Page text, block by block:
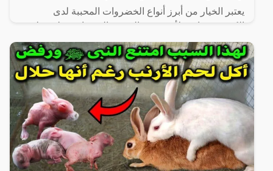
يعتبر الخيار من أبرز أنواع الخضروات المحببة لدى
الكثيرين، خاصة لأنه شبه خالي من السعرات وطعمه لذيذ
ومنعش، وله فوائد كثيرة لأنه غني بالفيتامينات والمعادن،
كما